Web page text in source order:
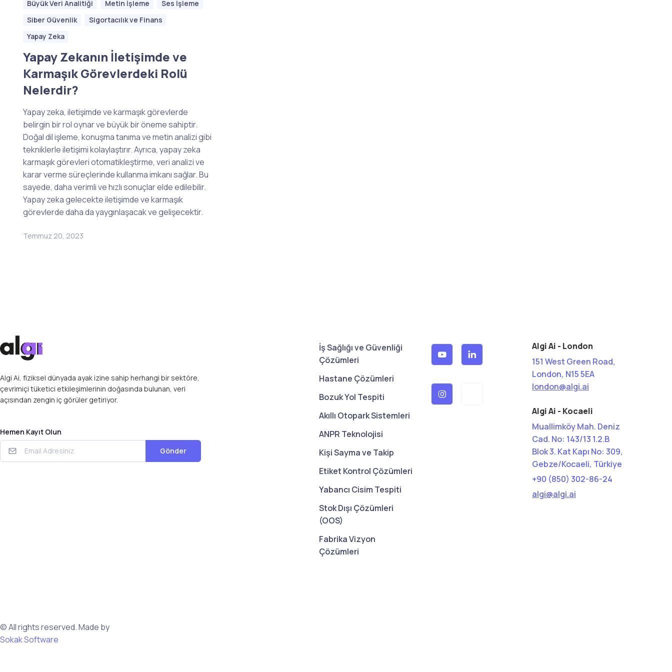
Büyük Veri Analitiği Metin İşleme
Ses İşleme
Siber Güvenlik
Sigortacılık ve Finans
Yapay Zeka
Yapay Zekanın İletişimde ve
Karmaşık Görevlerdeki Rolü
Nelerdir?
Yapay zeka, iletişimde ve karmaşık görevlerde
belirgin bir rol oynar ve büyük bir öneme sahiptir.
Doğal dil işleme, konuşma tanıma ve metin analizi gibi
tekniklerle iletişimi kolaylaştırır. Ayrıca, yapay zeka
karmaşık görevleri otomatikleştirme, veri analizi ve
karar verme süreçlerinde kullanma imkanı sağlar. Bu
sayede, daha verimli ve hızlı sonuçlar elde edilebilir.
Yapay zeka gelecekte iletişimde ve karmaşık
görevlerde daha da yaygınlaşacak ve gelişecektir.
Temmuz 20, 2023
Algi Ai, fiziksel dünyada ayak izine sahip herhangi bir sektöre,
çevrimiçi tüketici etkileşimlerinin doğasında bulunan, veri
açısından zengin iç görüler getiriyor.
Hemen Kayıt Olun
Gönder
İş Sağlığı ve Güvenliği
Çözümleri
Hastane Çözümleri
Bozuk Yol Tespiti
Akıllı Otopark Sistemleri
ANPR Teknolojisi
Kişi Sayma ve Takip
Etiket Kontrol Çözümleri
Yabancı Cisim Tespiti
Stok Dışı Çözümleri
(OOS)
Fabrika Vizyon
Çözümleri
Algi Ai - London
151 West Green Road,
London, N15 5EA
london@algi.ai
Algi Ai - Kocaeli
Muallimköy Mah. Deniz
Cad. No: 143/13 1.2.B
Blok 3. Kat Kapı No: 309,
Gebze/Kocaeli, Türkiye
+90 (850) 302-86-24
algi@algi.ai
© All rights reserved. Made by
Sokak Software